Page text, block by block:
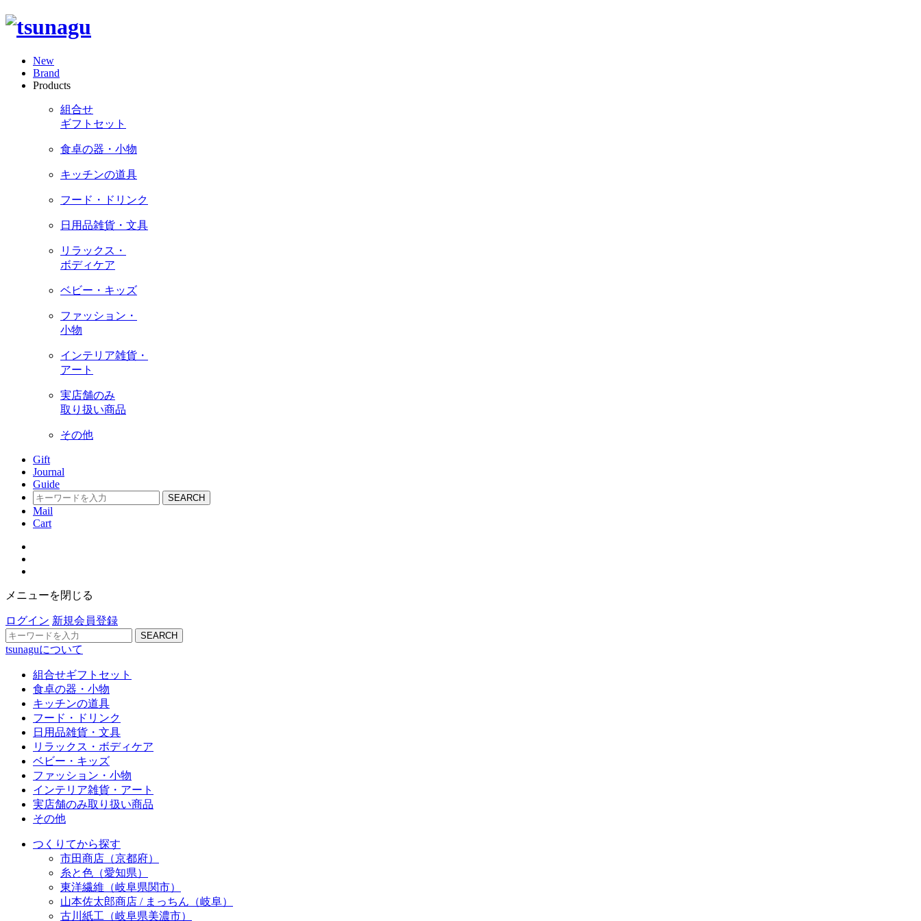
New
Brand
Products
組合せ
ギフトセット
食卓の器・小物
キッチンの道具
フード・ドリンク
日用品雑貨・文具
リラックス・
ボディケア
ベビー・キッズ
ファッション・
小物
インテリア雑貨・
アート
実店舗のみ
取り扱い商品
その他
Gift
Journal
Guide
SEARCH
Mail
Cart
メニューを閉じる
ログイン 新規会員登録
SEARCH
tsunaguについて
組合せギフトセット
食卓の器・小物
キッチンの道具
フード・ドリンク
日用品雑貨・文具
リラックス・ボディケア
ベビー・キッズ
ファッション・小物
インテリア雑貨・アート
実店舗のみ取り扱い商品
その他
つくりてから探す
市田商店（京都府）
糸と色（愛知県）
東洋繊維（岐阜県関市）
山本佐太郎商店 / まっちん（岐阜）
古川紙工（岐阜県美濃市）